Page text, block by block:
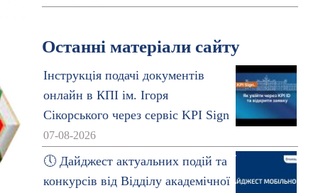
Останні матеріали сайту
Інструкція подачі документів
онлайн в КПІ ім. Ігоря
Сікорського через сервіс KPI Sign
07-08-2026
🕔 Дайджест актуальних подій та
конкурсів від Відділу академічної